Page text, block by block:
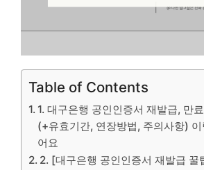
Table of Contents
1. 대구은행 공인인증서 재발급, 만
(+유효기간, 연장방법, 주의사항)
어요
2. [대구은행 공인인증서 재발급 꿀